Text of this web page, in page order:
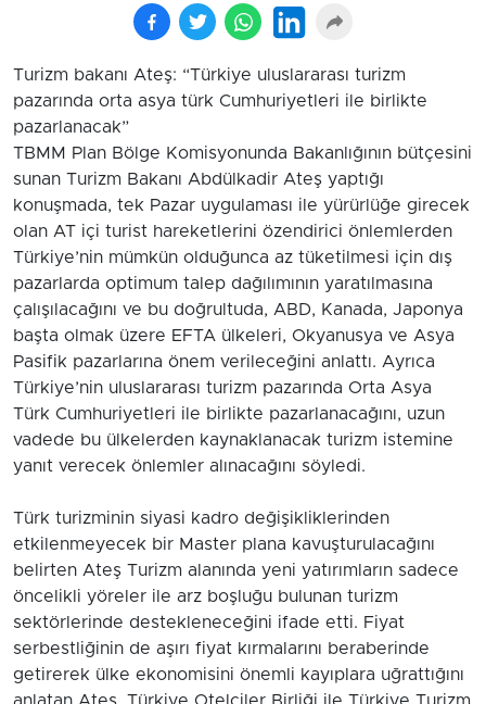
Turizm bakanı Ateş: “Türkiye uluslararası turizm
pazarında orta asya türk Cumhuriyetleri ile birlikte
pazarlanacak”
TBMM Plan Bölge Komisyonunda Bakanlığının bütçesini
sunan Turizm Bakanı Abdülkadir Ateş yaptığı
konuşmada, tek Pazar uygulaması ile yürürlüğe girecek
olan AT içi turist hareketlerini özendirici önlemlerden
Türkiye’nin mümkün olduğunca az tüketilmesi için dış
pazarlarda optimum talep dağılımının yaratılmasına
çalışılacağını ve bu doğrultuda, ABD, Kanada, Japonya
başta olmak üzere EFTA ülkeleri, Okyanusya ve Asya
Pasifik pazarlarına önem verileceğini anlattı. Ayrıca
Türkiye’nin uluslararası turizm pazarında Orta Asya
Türk Cumhuriyetleri ile birlikte pazarlanacağını, uzun
vadede bu ülkelerden kaynaklanacak turizm istemine
yanıt verecek önlemler alınacağını söyledi.
Türk turizminin siyasi kadro değişikliklerinden
etkilenmeyecek bir Master plana kavuşturulacağını
belirten Ateş Turizm alanında yeni yatırımların sadece
öncelikli yöreler ile arz boşluğu bulunan turizm
sektörlerinde destekleneceğini ifade etti. Fiyat
serbestliğinin de aşırı fiyat kırmalarını beraberinde
getirerek ülke ekonomisini önemli kayıplara uğrattığını